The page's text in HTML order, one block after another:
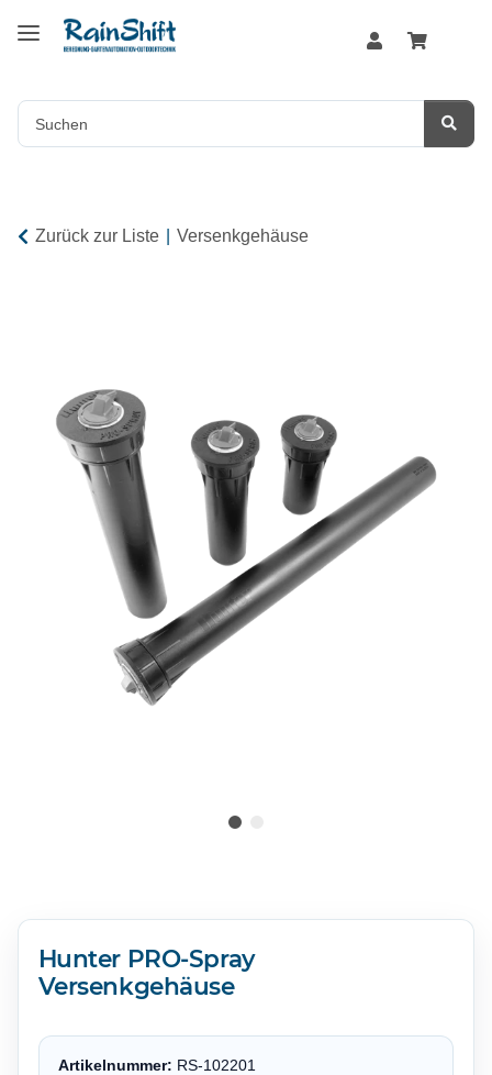
Zurück zur Liste Versenkgehäuse
Hunter PRO-Spray
Versenkgehäuse
Artikelnummer: RS-102201